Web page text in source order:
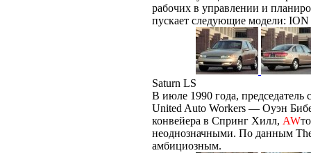
рабочих в управлении и
пускает следующие модели:
Saturn LS
В июле 1990 года,
United Auto Workers — Оуэн
конвейера в Спринг Хилл, AW
неоднозначными. По данным
амбициозным.